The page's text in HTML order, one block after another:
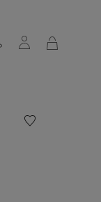
Wishlist